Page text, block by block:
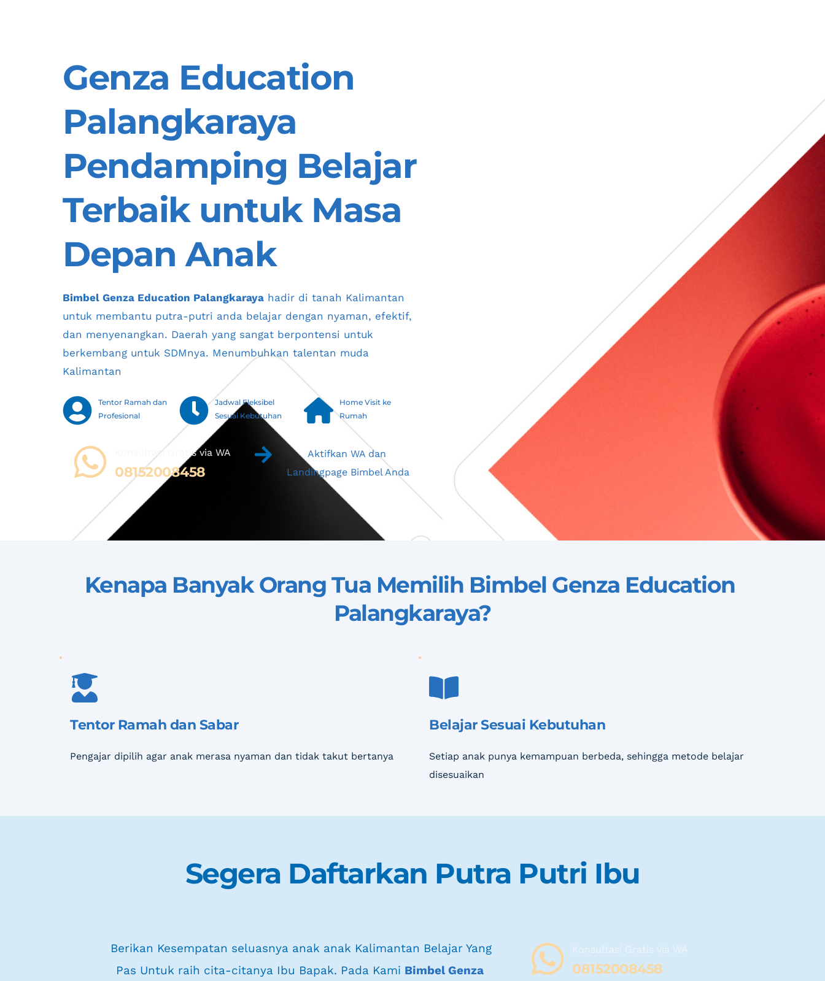
Genza Education
Palangkaraya
Pendamping Belajar
Terbaik untuk Masa
Depan Anak
Bimbel Genza Education Palangkaraya hadir di tanah Kalimantan
untuk membantu putra-putri anda belajar dengan nyaman, efektif,
dan menyenangkan. Daerah yang sangat berpontensi untuk
berkembang untuk SDMnya. Menumbuhkan talentan muda
Kalimantan
Tentor Ramah dan
Profesional
Jadwal Fleksibel
Sesuai Kebutuhan
Home Visit ke
Rumah
Konsultasi Gratis via WA
08152008458
Aktifkan WA dan
Landingpage Bimbel Anda
Kenapa Banyak Orang Tua Memilih Bimbel Genza Education
Palangkaraya?
Tentor Ramah dan Sabar
Pengajar dipilih agar anak merasa nyaman dan tidak takut bertanya
Belajar Sesuai Kebutuhan
Setiap anak punya kemampuan berbeda, sehingga metode belajar
disesuaikan
Segera Daftarkan Putra Putri Ibu
Pas Untuk raih cita-citanya Ibu Bapak. Pada Kami Bimbel Genza
Konsultasi Gratis via WA
08152008458